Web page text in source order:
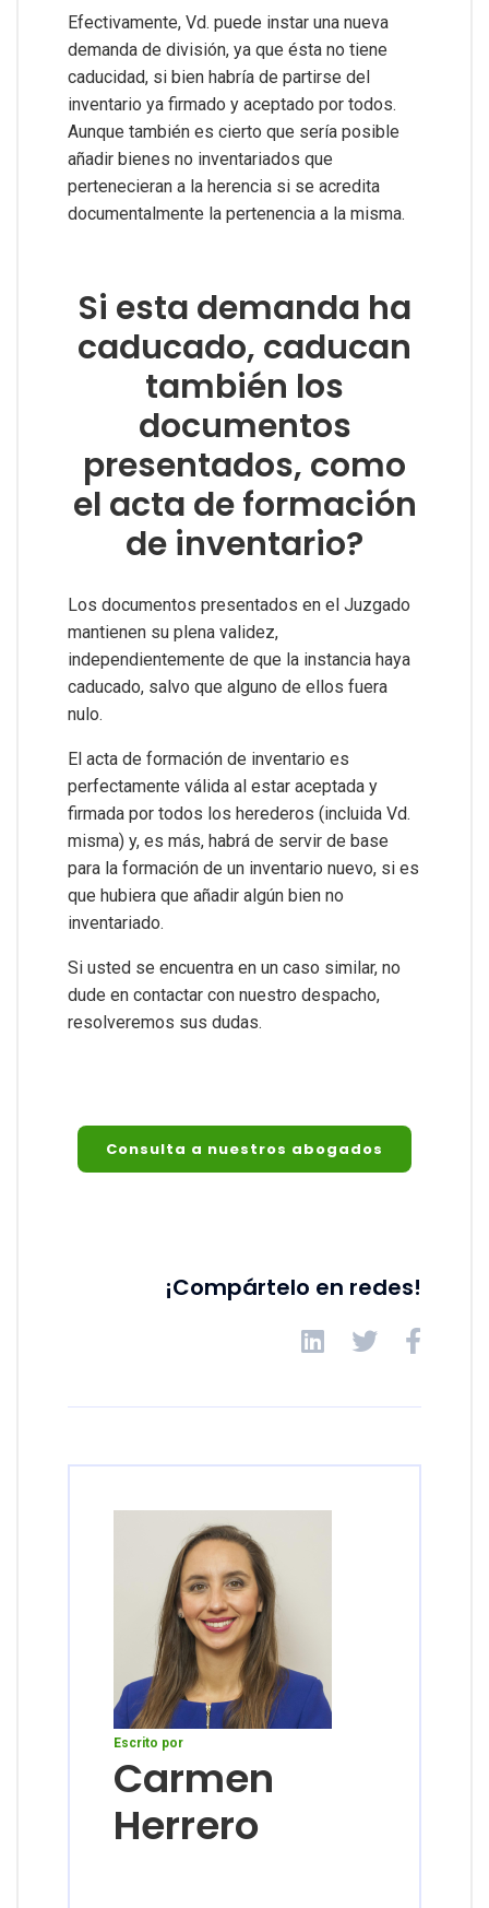
Efectivamente, Vd. puede instar una nueva
demanda de división, ya que ésta no tiene
caducidad, si bien habría de partirse del
inventario ya firmado y aceptado por todos.
Aunque también es cierto que sería posible
añadir bienes no inventariados que
pertenecieran a la herencia si se acredita
documentalmente la pertenencia a la misma.
Si esta demanda ha
caducado, caducan
también los
documentos
presentados, como
el acta de formación
de inventario?
Los documentos presentados en el Juzgado
mantienen su plena validez,
independientemente de que la instancia haya
caducado, salvo que alguno de ellos fuera
nulo.
El acta de formación de inventario es
perfectamente válida al estar aceptada y
firmada por todos los herederos (incluida Vd.
misma) y, es más, habrá de servir de base
para la formación de un inventario nuevo, si es
que hubiera que añadir algún bien no
inventariado.
Si usted se encuentra en un caso similar, no
dude en contactar con nuestro despacho,
resolveremos sus dudas.
Consulta a nuestros abogados
¡Compártelo en redes!
Escrito por
Carmen
Herrero